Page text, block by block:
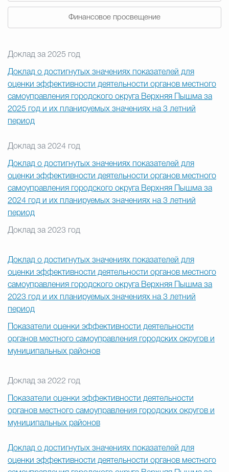
Финансовое просвещение
Доклад за 2025 год
Доклад о достигнутых значениях показателей для
оценки эффективности деятельности органов местного
самоуправления городского округа Верхняя Пышма за
2025 год и их планируемых значениях на 3 летний
период
Доклад за 2024 год
Доклад о достигнутых значениях показателей для
оценки эффективности деятельности органов местного
самоуправления городского округа Верхняя Пышма за
2024 год и их планируемых значениях на 3 летний
период
Доклад за 2023 год
Доклад о достигнутых значениях показателей для
оценки эффективности деятельности органов местного
самоуправления городского округа Верхняя Пышма за
2023 год и их планируемых значениях на 3 летний
период
Показатели оценки эффективности деятельности
органов местного самоуправления городских округов и
муниципальных районов
Доклад за 2022 год
Показатели оценки эффективности деятельности
органов местного самоуправления городских округов и
муниципальных районов
Доклад о достигнутых значениях показателей для
оценки эффективности деятельности органов местного